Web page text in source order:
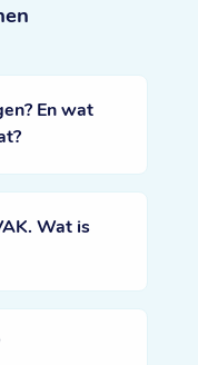
En wat
Wat is